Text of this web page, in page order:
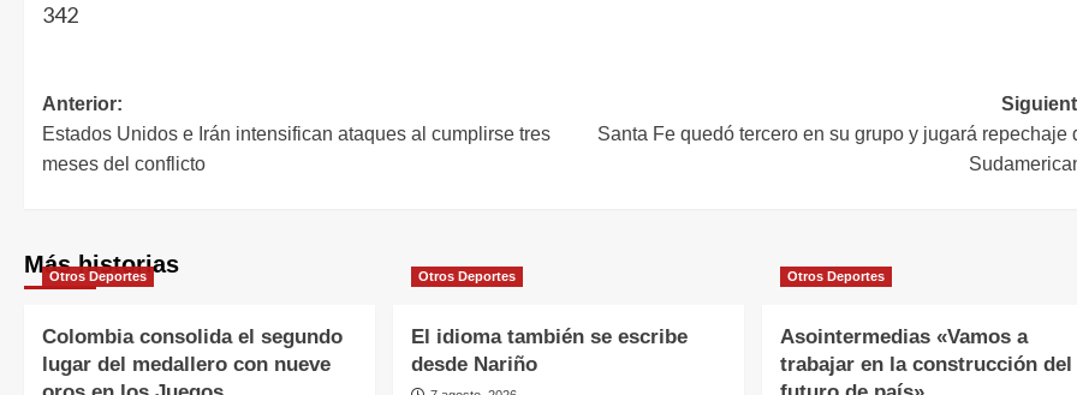
342
Anterior:
Estados Unidos e Irán intensifican ataques al cumplirse tres
meses del conflicto
Santa Fe quedó tercero en su grupo y jugará repechaje
Más historias
Otros Deportes
Colombia consolida el segundo
lugar del medallero con nueve
Otros Deportes
El idioma también se escribe
desde Nariño
Otros Deportes
Asointermedias «Vamos a
trabajar en la construcción del